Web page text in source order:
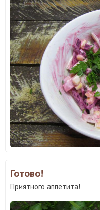
Готово!
Приятного аппетита!